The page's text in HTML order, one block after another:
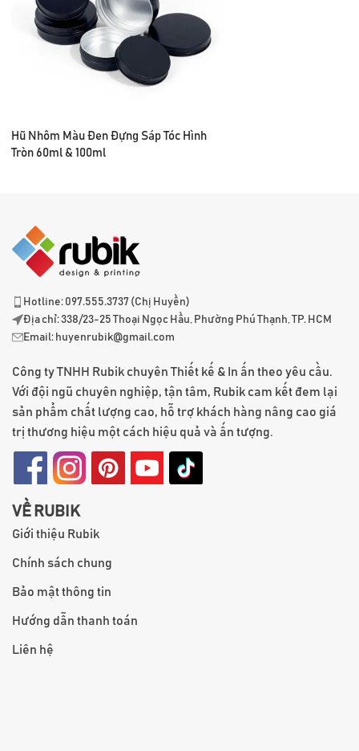
Hũ Nhôm Màu Đen Đựng Sáp Tóc Hình
Tròn 60ml & 100ml
Hotline: 097.555.3737 (Chị Huyền)
Địa chỉ: 338/23-25 Thoại Ngọc Hầu, Phường Phú Thạnh, TP. HCM
Email: huyenrubik@gmail.com
Công ty TNHH Rubik chuyên Thiết kế & In ấn theo yêu cầu.
Với đội ngũ chuyên nghiệp, tận tâm, Rubik cam kết đem lại
sản phẩm chất lượng cao, hỗ trợ khách hàng nâng cao giá
trị thương hiệu một cách hiệu quả và ấn tượng.
VỀ RUBIK
Giới thiệu Rubik
Chính sách chung
Bảo mật thông tin
Hướng dẫn thanh toán
Liên hệ